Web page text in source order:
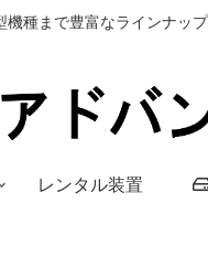
機種まで豊富なラインナップ
レンタル装置